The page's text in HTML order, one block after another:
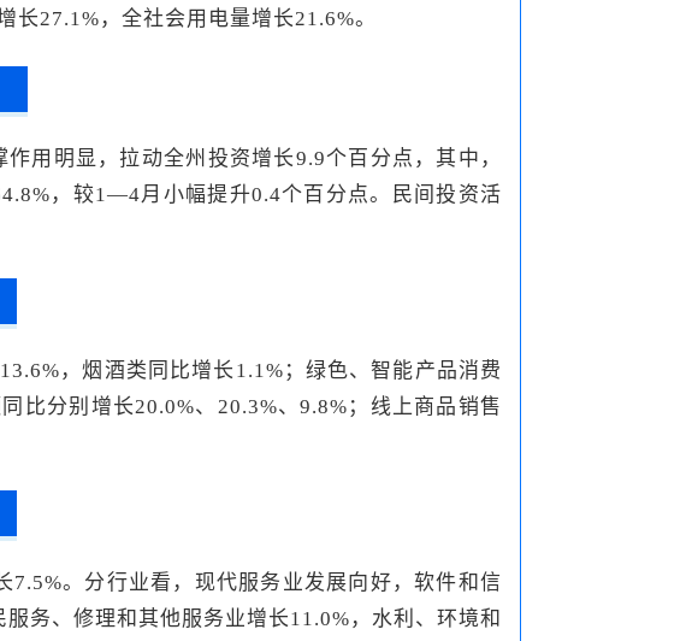
27.1%，全社会用电量增长21.6%。
用明显，拉动全州投资增长9.9个百分点，其中，
，较1—4月小幅提升0.4个百分点。民间投资活
，烟酒类同比增长1.1%；绿色、智能产品消费
比分别增长20.0%、20.3%、9.8%；线上商品销售
。分行业看，现代服务业发展向好，软件和信
务、修理和其他服务业增长11.0%，水利、环境和